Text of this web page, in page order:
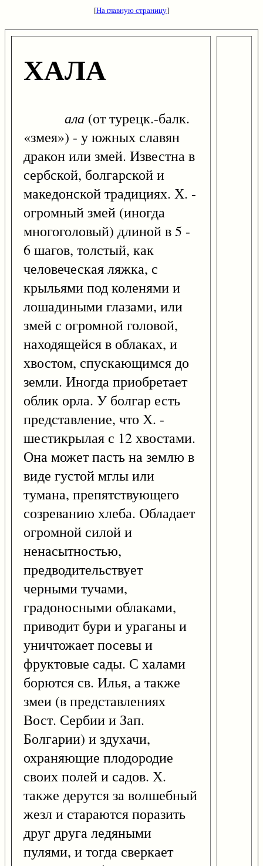
[На главную страницу]
ХАЛА
ала (от турецк.-балк.
«змея») - у южных славян
дракон или змей. Известна в
сербской, болгарской и
македонской традициях. Х. -
огромный змей (иногда
многоголовый) длиной в 5 -
6 шагов, толстый, как
человеческая ляжка, с
крыльями под коленями и
лошадиными глазами, или
змей с огромной головой,
находящейся в облаках, и
хвостом, спускающимся до
земли. Иногда приобретает
облик орла. У болгар есть
представление, что Х. -
шестикрылая с 12 хвостами.
Она может пасть на землю в
виде густой мглы или
тумана, препятствующего
созреванию хлеба. Обладает
огромной силой и
ненасытностью,
предводительствует
черными тучами,
градоносными облаками,
приводит бури и ураганы и
уничтожает посевы и
фруктовые сады. С халами
борются св. Илья, а также
змеи (в представлениях
Вост. Сербии и Зап.
Болгарии) и здухачи,
охраняющие плодородие
своих полей и садов. Х.
также дерутся за волшебный
жезл и стараются поразить
друг друга ледяными
пулями, и тогда сверкает